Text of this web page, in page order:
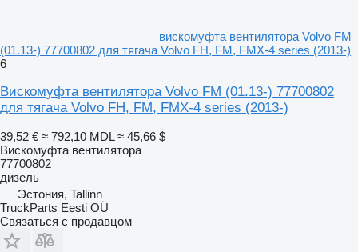
вискомуфта вентилятора Volvo FM
(01.13-) 77700802 для тягача Volvo FH, FM, FMX-4 series (2013-)
6
Вискомуфта вентилятора Volvo FM (01.13-) 77700802
для тягача Volvo FH, FM, FMX-4 series (2013-)
39,52 € ≈ 792,10 MDL ≈ 45,66 $
Вискомуфта вентилятора
77700802
дизель
Эстония, Tallinn
TruckParts Eesti OÜ
Связаться с продавцом